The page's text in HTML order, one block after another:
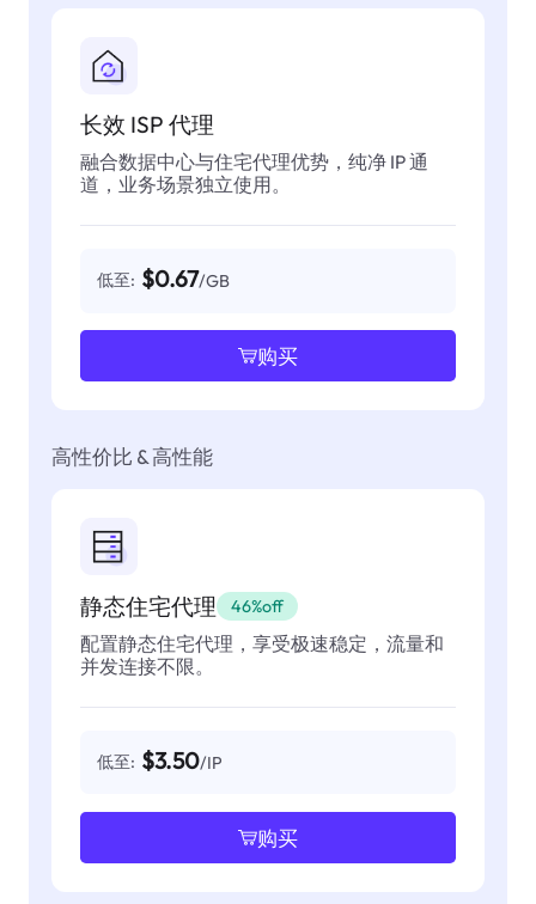
长效 ISP 代理
融合数据中心与住宅代理优势，纯净 IP 通
道，业务场景独立使用。
低至: $0.67/GB
购买
高性价比 & 高性能
静态住宅代理 46%off
配置静态住宅代理，享受极速稳定，流量和
并发连接不限。
低至: $3.50/IP
购买